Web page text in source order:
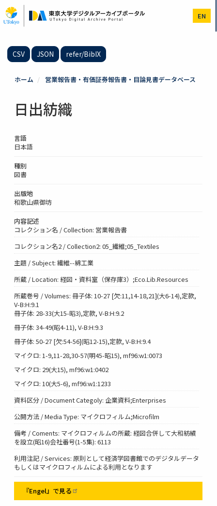
イ
ン
EN
CSV JSON refer/BibIX
ホーム 営業報告書・有価証券報告書・目論見書データベース
日出紡織
言語
日本語
種別
図書
出版地
和歌山県御坊
内容記述
コレクション名 / Collection: 営業報告書
コレクション名2 / Collection2: 05_繊維;05_Textiles
主題 / Subject: 繊維--綿工業
所蔵 / Location: 経図・資料室（保存庫3）;Eco.Lib.Resources
所蔵巻号 / Volumes: 冊子体: 10-27 [欠:11,14-18,21](大6-14),定款,
V-B:H:9.1
冊子体: 28-33(大15-昭3),定款, V-B:H:9.2
冊子体: 34-49(昭4-11), V-B:H:9.3
冊子体: 50-27 [欠:54-56](昭12-15),定款, V-B:H:9.4
マイクロ: 1-9,11-28,30-57(明45-昭15), mf96:w1:0073
マイクロ: 29(大15), mf96:w1:0402
マイクロ: 10(大5-6), mf96:w1:1233
資料区分 / Document Categoly: 企業資料;Enterprises
公開方法 / Media Type: マイクロフィルム;Microfilm
備考 / Coments: マイクロフィルムの所蔵: 経図合併して大和紡績
を設立(昭16)会社番号(1-5集): 6113
利用注記 / Services: 原則として経済学図書館でのデジタルデータ
もしくはマイクロフィルムによる利用となります
『Engel』で見る